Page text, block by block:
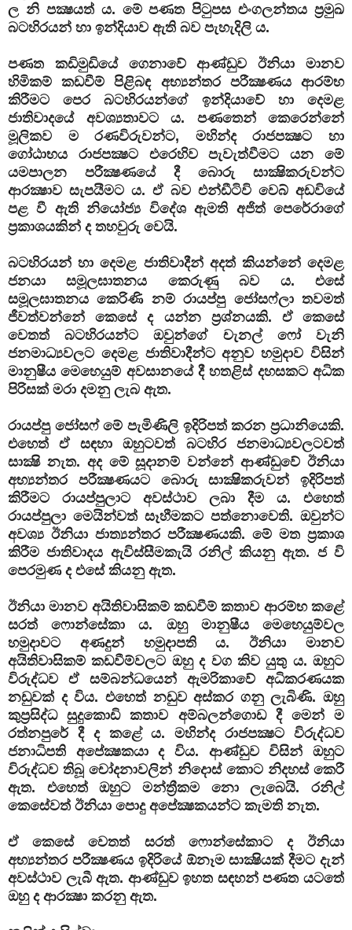
ල නි පක්‍ෂයත් ය. මේ පණත පිටුපස එංගලන්තය ප්‍රමුඛ
බටහිරයන් හා ඉන්දියාව ඇති බව පැහැදිලි ය.
පණත කඩිමුඩියේ ගෙනාවේ ආණ්ඩුව ඊනියා මානව
හිමිකම් කඩවීම් පිළිබඳ අභ්‍යන්තර පරීක්‍ෂණය ආරම්භ
කිරීමට පෙර බටහිරයන්ගේ ඉන්දියාවේ හා දෙමළ
ජාතිවාදයේ අවශ්‍යතාවට ය. පණතෙන් කෙරෙන්නේ
මූලිකව ම රණවිරුවන්ට, මහින්ද රාජපක්‍ෂට හා
ගෝඨාභය රාජපක්‍ෂට එරෙහිව පැවැත්වීමට යන මේ
යමපාලන පරීක්‍ෂණයේ දී බොරු සාක්‍ෂිකරුවන්ට
ආරක්‍ෂාව සැපයීමට ය. ඒ බව එන්ඩීටිවි වෙබ් අඩවියේ
පළ වී ඇති නියෝජ්‍ය විදේශ ඇමති අජිත් පෙරේරාගේ
ප්‍රකාශයකින් ද තහවුරු වෙයි.
බටහිරයන් හා දෙමළ ජාතිවාදීන් අදත් කියන්නේ දෙමළ
ජනයා සමූලඝාතනය කෙරුණු බව ය. එසේ
සමූලඝාතනය කෙරිණි නම් රායප්පු ජෝසෆ්ලා තවමත්
ජීවත්වන්නේ කෙසේ ද යන්න ප්‍රශ්නයකි. ඒ කෙසේ
වෙතත් බටහිරයන්ට ඔවුන්ගේ චැනල් ෆෝ වැනි
ජනමාධ්‍යවලට දෙමළ ජාතිවාදීන්ට අනුව හමුදාව විසින්
මානුෂීය මෙහෙයුම් අවසානයේ දී හතළිස් දහසකට අධික
පිරිසක් මරා දමනු ලැබ ඇත.
රායප්පු ජෝසෆ් මේ පැමිණිලි ඉදිරිපත් කරන ප්‍රධානියෙකි.
එහෙත් ඒ සඳහා ඔහුටවත් බටහිර ජනමාධ්‍යවලටවත්
සාක්‍ෂි නැත. අද මේ සූදානම් වන්නේ ආණ්ඩුවේ ඊනියා
අභ්‍යන්තර පරීක්‍ෂණයට බොරු සාක්‍ෂිකරුවන් ඉදිරිපත්
කිරීමට රායප්පුලාට අවස්ථාව ලබා දීම ය. එහෙත්
රායප්පුලා මෙයින්වත් සෑහීමකට පත්නොවෙති. ඔවුන්ට
අවශ්‍ය ඊනියා ජාත්‍යන්තර පරීක්‍ෂණයකි. මේ මත ප්‍රකාශ
කිරීම ජාතිවාදය ඇවිස්සීමකැයි රනිල් කියනු ඇත. ජ වි
පෙරමුණ ද එසේ කියනු ඇත.
ඊනියා මානව අයිතිවාසිකම් කඩවීම් කතාව ආරම්භ කළේ
සරත් ෆොන්සේකා ය. ඔහු මානුෂීය මෙහෙයුම්වල
හමුදාවට අණදුන් හමුදාපති ය. ඊනියා මානව
අයිතිවාසිකම් කඩවීම්වලට ඔහු ද වග කිව යුතු ය. ඔහුට
විරුද්ධව ඒ සම්බන්ධයෙන් ඇමරිකාවේ අධිකරණයක
නඩුවක් ද විය. එහෙත් නඩුව අස්කර ගනු ලැබිණි. ඔහු
කුප්‍රසිද්ධ සුදුකොඩි කතාව අම්බලන්ගොඩ දී මෙන් ම
රත්නපුරේ දී ද කළේ ය. මහින්ද රාජපක්‍ෂට විරුද්ධව
ජනාධිපති අපේක්‍ෂකයා ද විය. ආණ්ඩුව විසින් ඔහුට
විරුද්ධව තිබූ චෝදනාවලින් නිදොස් කොට නිදහස් කෙරී
ඇත. එහෙත් ඔහුට මන්ත්‍රීකම නො ලැබෙයි. රනිල්
කෙසේවත් ඊනියා පොදු අපේක්‍ෂකයන්ට කැමති නැත.
ඒ කෙසේ වෙතත් සරත් ෆොන්සේකාට ද ඊනියා
අභ්‍යන්තර පරීක්‍ෂණය ඉදිරියේ ඕනෑම සාක්‍ෂියක් දීමට දැන්
අවස්ථාව ලැබී ඇත. ආණ්ඩුව ඉහත සඳහන් පණත යටතේ
ඔහු ද ආරක්‍ෂා කරනු ඇත.